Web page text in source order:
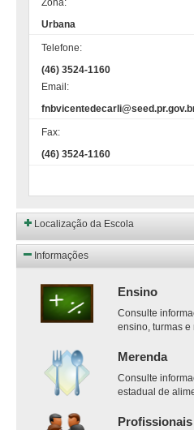
Urbana
Telefone:
(46) 3524-1160
Email:
Fax:
(46) 3524-1160
Localização da Escola
Informações
Ensino
Consulte
ensino, turmas e
Merenda
Consulte
estadual de
Profissionais